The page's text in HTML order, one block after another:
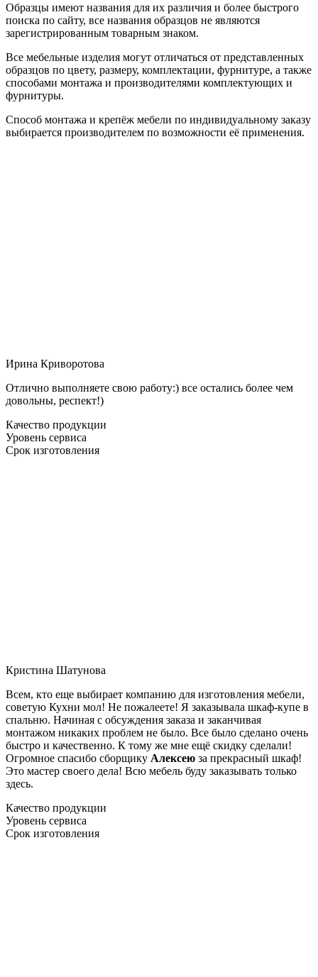
Образцы имеют названия для их различия и более быстрого
поиска по сайту, все названия образцов не являются
зарегистрированным товарным знаком.
Все мебельные изделия могут отличаться от представленных
образцов по цвету, размеру, комплектации, фурнитуре, а также
способами монтажа и производителями комплектующих и
фурнитуры.
Способ монтажа и крепёж мебели по индивидуальному заказу
выбирается производителем по возможности её применения.
Ирина Криворотова
Отлично выполняете свою работу:) все остались более чем
довольны, респект!)
Качество продукции
Уровень сервиса
Срок изготовления
Кристина Шатунова
Всем, кто еще выбирает компанию для изготовления мебели,
советую Кухни мол! Не пожалеете! Я заказывала шкаф-купе в
спальню. Начиная с обсуждения заказа и заканчивая
монтажом никаких проблем не было. Все было сделано очень
быстро и качественно. К тому же мне ещё скидку сделали!
Огромное спасибо сборщику Алексею за прекрасный шкаф!
Это мастер своего дела! Всю мебель буду заказывать только
здесь.
Качество продукции
Уровень сервиса
Срок изготовления